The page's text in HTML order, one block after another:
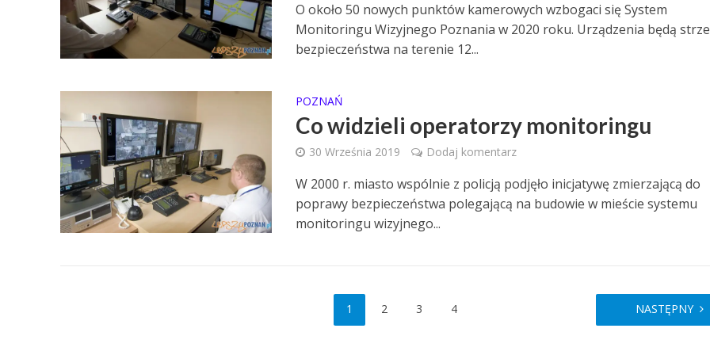
O około 50 nowych punktów kamerowych wzbogaci się System
Monitoringu Wizyjnego Poznania w 2020 roku. Urządzenia będą
bezpieczeństwa na terenie 12...
POZNAŃ
Co widzieli operatorzy monitoringu
30 Września 2019 Dodaj komentarz
W 2000 r. miasto wspólnie z policją podjęło inicjatywę zmierzającą do
poprawy bezpieczeństwa polegającą na budowie w mieście systemu
monitoringu wizyjnego...
1 2 3 4 NASTĘPNY